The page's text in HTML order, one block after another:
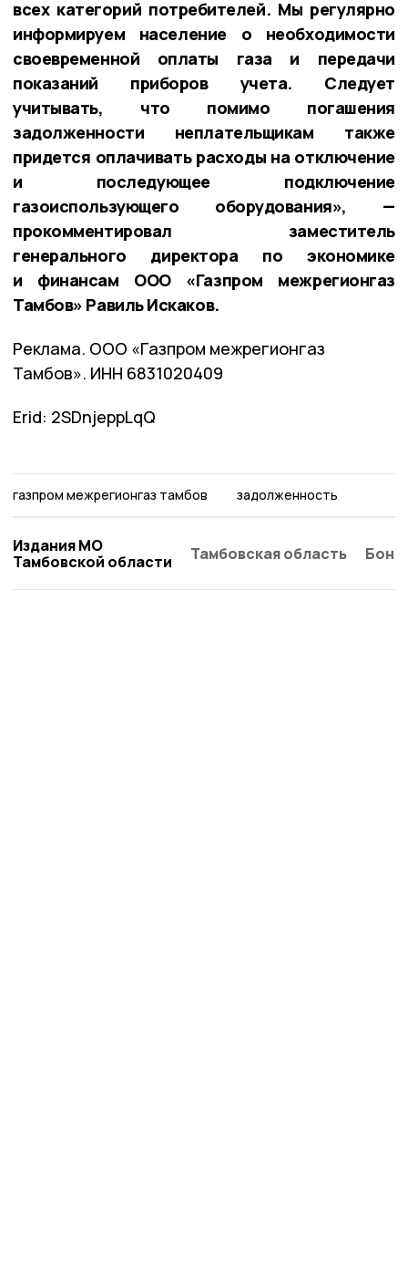
всех категорий потребителей. Мы регулярно
информируем население о необходимости
своевременной оплаты газа и передачи
показаний приборов учета. Следует
учитывать, что помимо погашения
задолженности неплательщикам также
придется оплачивать расходы на отключение
и последующее подключение
газоиспользующего оборудования», —
прокомментировал заместитель
генерального директора по экономике
и финансам ООО «Газпром межрегионгаз
Тамбов» Равиль Искаков.
Реклама. ООО «Газпром межрегионгаз
Тамбов». ИНН 6831020409
Erid: 2SDnjeppLqQ
газпром межрегионгаз тамбов задолженность
Издания МО
Тамбовской области
Тамбовская область